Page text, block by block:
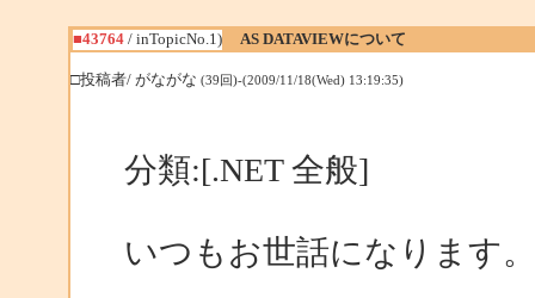
■43764/ inTopicNo.1) AS DATAVIEWについて
□投稿者/ がながな (39回)-(2009/11/18(Wed) 13:19:35)
分類:[.NET 全般]
いつもお世話になります。